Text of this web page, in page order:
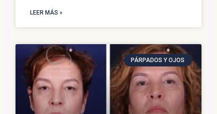
LEER MÁS »
PÁRPADOS Y OJOS